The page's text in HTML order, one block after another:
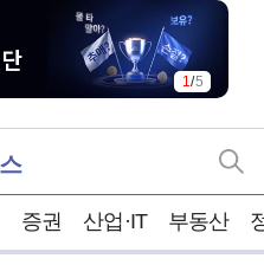
2/5
증권 산업·IT 부동산